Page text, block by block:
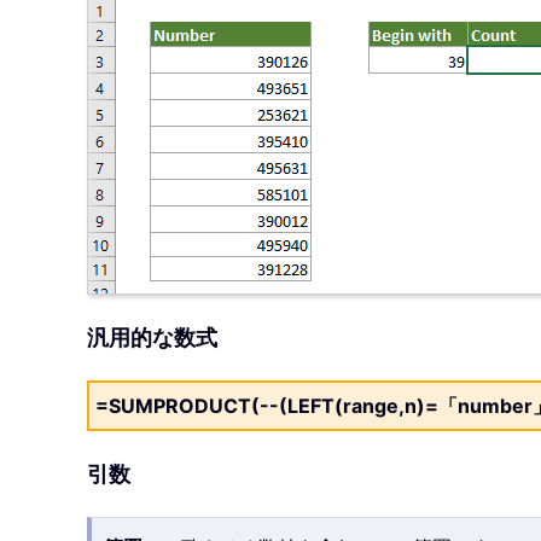
汎用的な数式
=SUMPRODUCT(--(LEFT(range,n)=「number
引数